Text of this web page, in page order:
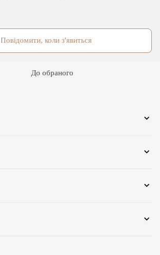
Повідомити, коли з'явиться
До обраного